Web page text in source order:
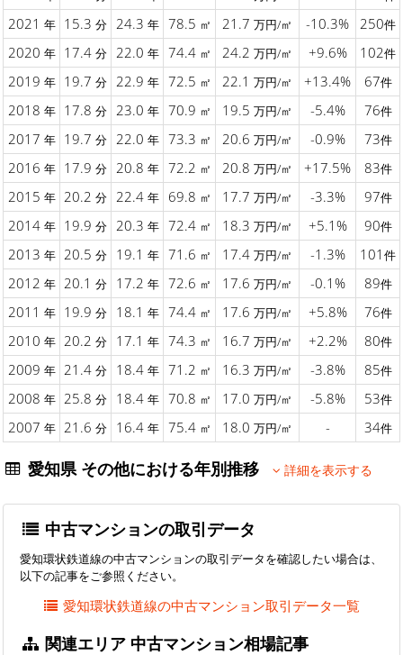
2021 年 15.3 分 24.3 年 78.5 ㎡ 21.7 万円/㎡ -10.3% 250件
2020 年 17.4 分 22.0 年 74.4 ㎡ 24.2 万円/㎡ +9.6% 102件
2019 年 19.7 分 22.9 年 72.5 ㎡ 22.1 万円/㎡ +13.4% 67件
2018 年 17.8 分 23.0 年 70.9 ㎡ 19.5 万円/㎡ -5.4% 76件
2017 年 19.7 分 22.0 年 73.3 ㎡ 20.6 万円/㎡ -0.9% 73件
2016 年 17.9 分 20.8 年 72.2 ㎡ 20.8 万円/㎡ +17.5% 83件
2015 年 20.2 分 22.4 年 69.8 ㎡ 17.7 万円/㎡ -3.3% 97件
2014 年 19.9 分 20.3 年 72.4 ㎡ 18.3 万円/㎡ +5.1% 90件
2013 年 20.5 分 19.1 年 71.6 ㎡ 17.4 万円/㎡ -1.3% 101 件
2012 年 20.1 分 17.2 年 72.6 ㎡ 17.6 万円/㎡ -0.1% 89件
2011 年 19.9 分 18.1 年 74.4 ㎡ 17.6 万円/㎡ +5.8% 76件
2010 年 20.2 分 17.1 年 74.3 ㎡ 16.7 万円/㎡ +2.2% 80件
2009 年 21.4 分 18.4 年 71.2 ㎡ 16.3 万円/㎡ -3.8% 85件
2008 年 25.8 分 18.4 年 70.8 ㎡ 17.0 万円/㎡ -5.8% 53件
2007 年 21.6 分 16.4 年 75.4 ㎡ 18.0 万円/㎡ - 34件
愛知県 その他における年別推移 詳細を表示する
中古マンションの取引データ
愛知環状鉄道線の中古マンションの取引データを確認したい場合は、
以下の記事をご参照ください。
愛知環状鉄道線の中古マンション取引データ一覧
関連エリア 中古マンション相場記事